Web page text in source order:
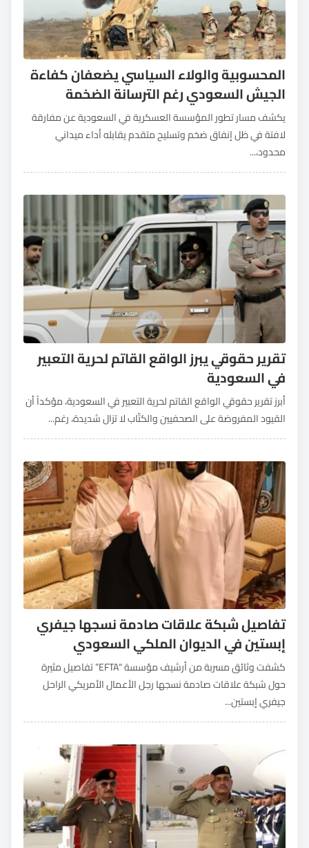
المحسوبية والولاء السياسي يضعفان كفاءة
الجيش السعودي رغم الترسانة الضخمة
يكشف مسار تطور المؤسسة العسكرية في السعودية عن مفارقة
لافتة في ظل إنفاق ضخم وتسليح متقدم يقابله أداء ميداني
محدود،...
تقرير حقوقي يبرز الواقع القاتم لحرية التعبير
في السعودية
أبرز تقرير حقوقي الواقع القاتم لحرية التعبير في السعودية، مؤكداً أن
القيود المفروضة على الصحفيين والكتّاب لا تزال شديدة، رغم...
تفاصيل شبكة علاقات صادمة نسجها جيفري
إبستين في الديوان الملكي السعودي
كشفت وثائق مسربة من أرشيف مؤسسة “EFTA” تفاصيل مثيرة
حول شبكة علاقات صادمة نسجها رجل الأعمال الأمريكي الراحل
جيفري إبستين...